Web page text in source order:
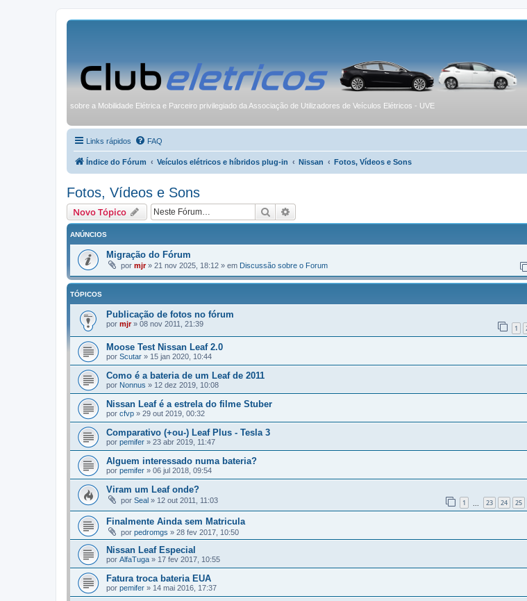
sobre a Mobilidade Elétrica e Parceiro privilegiado da Associação de Utilizadores de Veículos Elétricos - UVE
Links rápidos FAQ
Índice do Fórum Veículos elétricos e híbridos plug-in Nissan Fotos, Vídeos e Sons
Fotos, Vídeos e Sons
Novo Tópico Pesquisar
ANÚNCIOS
Migração do Fórum
por mjr» 21 nov 2025, 18:12 » em Discussão sobre o Forum
TÓPICOS
Publicação de fotos no fórum
por mjr» 08 nov 2011, 21:39 1
Moose Test Nissan Leaf 2.0
por Scutar » 15 jan 2020, 10:44
Como é a bateria de um Leaf de 2011
por Nonnus » 12 dez 2019, 10:08
Nissan Leaf é a estrela do filme Stuber
por cfvp » 29 out 2019, 00:32
Comparativo (+ou-) Leaf Plus - Tesla 3
por pemifer » 23 abr 2019, 11:47
Alguem interessado numa bateria?
por pemifer » 06 jul 2018, 09:54
Viram um Leaf onde?
por Seal » 12 out 2011, 11:03 1 23 24 25
Finalmente Ainda sem Matricula
por pedromgs » 28 fev 2017, 10:50
Nissan Leaf Especial
por AlfaTuga » 17 fev 2017, 10:55
Fatura troca bateria EUA
por pemifer » 14 mai 2016, 17:37